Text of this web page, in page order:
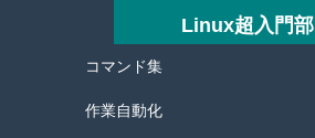
Linux超入門部
コマンド集
作業自動化